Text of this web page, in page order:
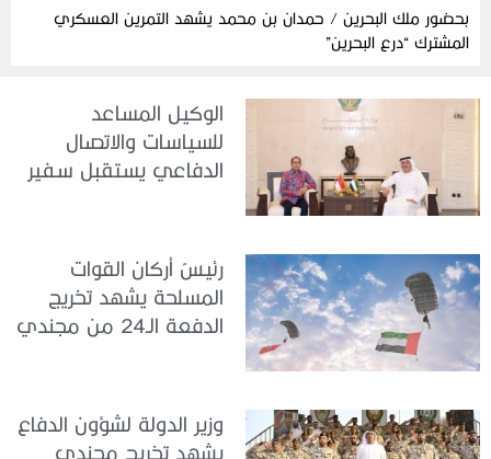
بحضور ملك البحرين / حمدان بن محمد يشهد التمرين العسكري
المشترك “درع البحرين”
الوكيل المساعد
للسياسات والاتصال
الدفاعي يستقبل سفير
رئيسُ أركان القوات
المسلحة يشهد تخريج
الدفعة الـ24 من مجندي
وزير الدولة لشؤون الدفاع
يشهد تخريج مجندي